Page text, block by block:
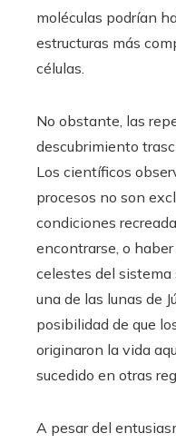
moléculas podrían
estructuras más
células.
No obstante, las
descubrimiento
Los científicos
procesos no son
condiciones
encontrarse, o
celestes del sistema
una de las lunas de
posibilidad de que
originaron la vida
sucedido en otras
A pesar del